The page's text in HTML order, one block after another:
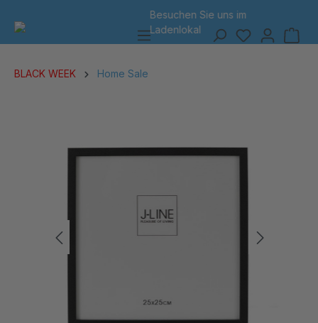
7 Tage Rückgabe
BLACK WEEK Home Sale